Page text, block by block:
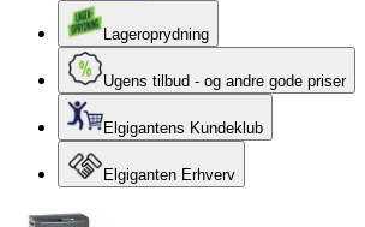
Lageroprydning
Ugens tilbud - og andre gode priser
Elgigantens Kundeklub
Elgiganten Erhverv